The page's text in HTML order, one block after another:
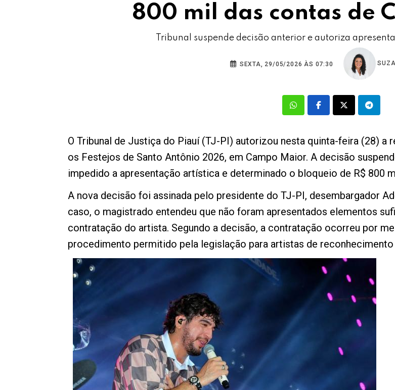
800 mil das contas de
Tribunal suspende decisão anterior e autoriza
SEXTA, 29/05/2026 ÀS 07:30
O Tribunal de Justiça do Piauí (TJ-PI) autorizou nesta quinta-feira (28) a
os Festejos de Santo Antônio 2026, em Campo Maior. A decisão
impedido a apresentação artística e determinado o bloqueio de R$ 800
A nova decisão foi assinada pelo presidente do TJ-PI, desembargador
caso, o magistrado entendeu que não foram apresentados elementos
contratação do artista. Segundo a decisão, a contratação ocorreu por
procedimento permitido pela legislação para artistas de reconhecimento